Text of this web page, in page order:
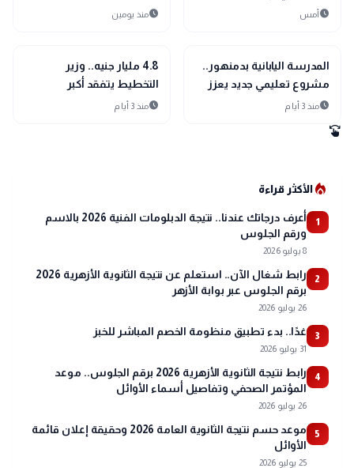
نجاح 100%
scheduleأمس
المصدر بالبحيرة
scheduleمنذ يومين
location_city
بحراوي
المدرسة اليابانية بدمنهور..
مشروع تعليمي جديد يعزز
مستقبل التعليم في البحيرة
scheduleمنذ 3 أيام
location_city
بحراوي4.8 مليار جنيه.. وزير
التخطيط يتفقد أكبر
المشروعات الصحية
scheduleمنذ 3 أيام
swipe
local_fire_departmentالأكثر قراءة
1
أعرف درجاتك عندنا.. نتيجة الدبلومات الفنية 2026 بالاسم
ورقم الجلوس
8 يوليو 2026
2
رابط شغال الآن.. استعلم عن نتيجة الثانوية الأزهرية 2026
برقم الجلوس عبر بوابة الأزهر
26 يوليو 2026
3 غدًا.. بدء تطبيق منظومة الخصم المباشر للخبز
31 يوليو 2026
4
رابط نتيجة الثانوية الأزهرية 2026 برقم الجلوس.. موعد
المؤتمر الصحفي وتفاصيل أسماء الأوائل
26 يوليو 2026
5
موعد حسم نتيجة الثانوية العامة 2026 وحقيقة إعلان قائمة
الأوائل
25 يوليو 2026